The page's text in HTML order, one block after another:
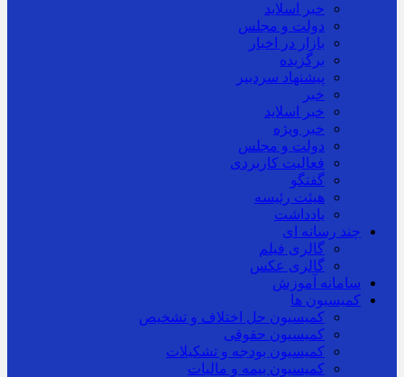
خبر اسلايد
دولت و مجلس
بازار در اخبار
برگزیده
پیشنهاد سردبیر
خبر
خبر اسلايد
خبر ویژه
دولت و مجلس
فعالیت کاربردی
گفتگو
هیئت رئیسه
یادداشت
چند رسانه ای
گالری فیلم
گالری عکس
سامانه آموزش
کمیسیون ها
کمیسیون حل اختلاف و تشخیص
کمیسیون حقوقی
کمیسیون بودجه و تشکیلات
کمیسیون بیمه و مالیات